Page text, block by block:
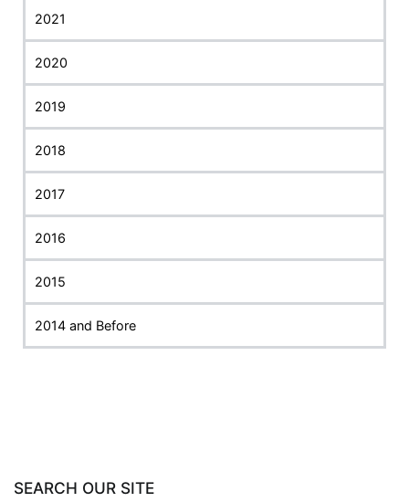
2021
2020
2019
2018
2017
2016
2015
2014 and Before
SEARCH OUR SITE